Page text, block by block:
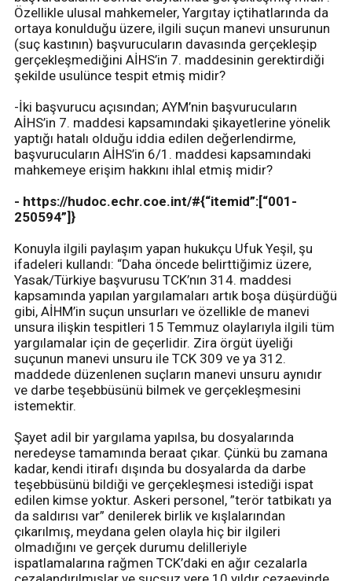
Özellikle ulusal mahkemeler, Yargıtay içtihatlarında da
ortaya konulduğu üzere, ilgili suçun manevi unsurunun
(suç kastının) başvurucuların davasında gerçekleşip
gerçekleşmediğini AİHS’in 7. maddesinin gerektirdiği
şekilde usulünce tespit etmiş midir?
-İki başvurucu açısından; AYM’nin başvurucuların
AİHS’in 7. maddesi kapsamındaki şikayetlerine yönelik
yaptığı hatalı olduğu iddia edilen değerlendirme,
başvurucuların AİHS’in 6/1. maddesi kapsamındaki
mahkemeye erişim hakkını ihlal etmiş midir?
- https://hudoc.echr.coe.int/#{“itemid”:[“001-
250594”]}
Konuyla ilgili paylaşım yapan hukukçu Ufuk Yeşil, şu
ifadeleri kullandı: “Daha öncede belirttiğimiz üzere,
Yasak/Türkiye başvurusu TCK’nın 314. maddesi
kapsamında yapılan yargılamaları artık boşa düşürdüğü
gibi, AİHM’in suçun unsurları ve özellikle de manevi
unsura ilişkin tespitleri 15 Temmuz olaylarıyla ilgili tüm
yargılamalar için de geçerlidir. Zira örgüt üyeliği
suçunun manevi unsuru ile TCK 309 ve ya 312.
maddede düzenlenen suçların manevi unsuru aynıdır
ve darbe teşebbüsünü bilmek ve gerçekleşmesini
istemektir.
Şayet adil bir yargılama yapılsa, bu dosyalarında
neredeyse tamamında beraat çıkar. Çünkü bu zamana
kadar, kendi itirafı dışında bu dosyalarda da darbe
teşebbüsünü bildiği ve gerçekleşmesi istediği ispat
edilen kimse yoktur. Askeri personel, ”terör tatbikatı ya
da saldırısı var” denilerek birlik ve kışlalarından
çıkarılmış, meydana gelen olayla hiç bir ilgileri
olmadığını ve gerçek durumu delilleriyle
ispatlamalarına rağmen TCK’daki en ağır cezalarla